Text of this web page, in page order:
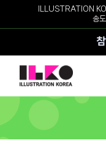
ILLUSTRATION
송